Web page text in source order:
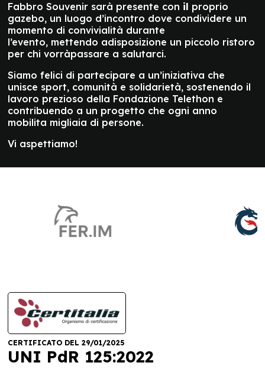
Fabbro Souvenir sarà presente con il proprio
gazebo, un luogo d’incontro dove condividere un
momento di convivialità durante
l’evento, mettendo adisposizione un piccolo ristoro
per chi vorràpassare a salutarci.
Siamo felici di partecipare a un’iniziativa che
unisce sport, comunità e solidarietà, sostenendo il
lavoro prezioso della Fondazione Telethon e
contribuendo a un progetto che ogni anno
mobilita migliaia di persone.
Vi aspettiamo!
CERTIFICATO DEL 29/01/2025
UNI PdR 125:2022